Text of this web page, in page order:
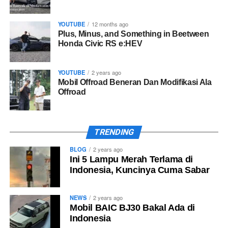
Promo menarik selama GIIAS 2026
YOUTUBE 12 months ago
Plus, Minus, and Something in Beetween
Honda Civic RS e:HEV
YOUTUBE 2 years ago
Mobil Offroad Beneran Dan Modifikasi Ala
Offroad
TRENDING
BLOG 2 years ago
Ini 5 Lampu Merah Terlama di
Indonesia, Kuncinya Cuma Sabar
NEWS 2 years ago
Mobil BAIC BJ30 Bakal Ada di
Indonesia